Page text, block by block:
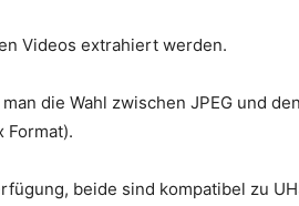
Videos extrahiert werden.
die Wahl zwischen JPEG und
Format).
beide sind kompatibel zu